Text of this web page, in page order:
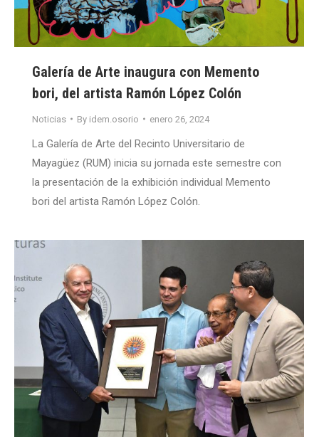
Galería de Arte inaugura con Memento
bori, del artista Ramón López Colón
Noticias By idem.osorio enero 26, 2024
La Galería de Arte del Recinto Universitario de
Mayagüez (RUM) inicia su jornada este semestre con
la presentación de la exhibición individual Memento
bori del artista Ramón López Colón.